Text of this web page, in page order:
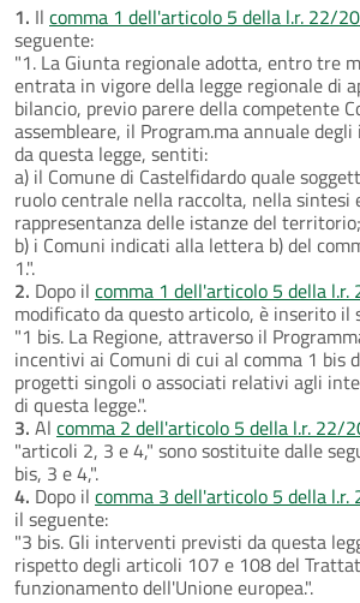
1. Il comma 1 dell'articolo 5 della l.r. 22/
seguente:
"1. La Giunta regionale adotta, entro tre
entrata in vigore della legge regionale di
bilancio, previo parere della competente
assembleare, il Program.ma annuale
da questa legge, sentiti:
a) il Comune di Castelfidardo quale
ruolo centrale nella raccolta, nella sintesi
rappresentanza delle istanze del territorio;
b) i Comuni indicati alla lettera b) del
1.".
2. Dopo il comma 1 dell'articolo 5 della
modificato da questo articolo, è inserito il
"1 bis. La Regione, attraverso il
incentivi ai Comuni di cui al comma 1 bis
progetti singoli o associati relativi agli
di questa legge.".
3. Al comma 2 dell'articolo 5 della l.r. 22/
"articoli 2, 3 e 4," sono sostituite dalle
bis, 3 e 4,".
4. Dopo il comma 3 dell'articolo 5 della
il seguente:
"3 bis. Gli interventi previsti da questa
rispetto degli articoli 107 e 108 del
funzionamento dell'Unione europea.".